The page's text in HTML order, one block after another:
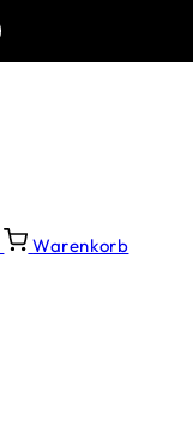
Warenkorb